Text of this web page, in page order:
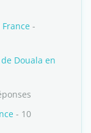
-
Douala en
- 10